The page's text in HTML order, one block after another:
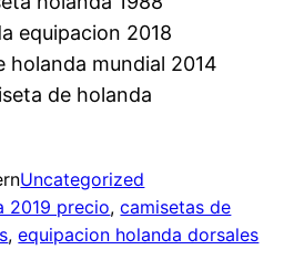
Uncategorized
2019 precio, camisetas de
, equipacion holanda dorsales